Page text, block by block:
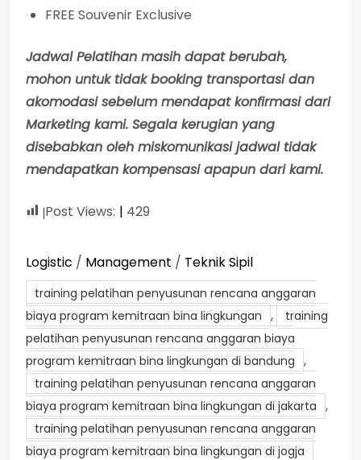
FREE Souvenir Exclusive
Jadwal Pelatihan masih dapat berubah,
mohon untuk tidak booking transportasi dan
akomodasi sebelum mendapat konfirmasi dari
Marketing kami. Segala kerugian yang
disebabkan oleh miskomunikasi jadwal tidak
mendapatkan kompensasi apapun dari kami.
Post Views: 429
Logistic / Management / Teknik Sipil
training pelatihan penyusunan rencana anggaran
biaya program kemitraan bina lingkungan ,
training
pelatihan penyusunan rencana anggaran biaya
program kemitraan bina lingkungan di bandung ,
training pelatihan penyusunan rencana anggaran
biaya program kemitraan bina lingkungan di jakarta ,
training pelatihan penyusunan rencana anggaran
biaya program kemitraan bina lingkungan di jogja